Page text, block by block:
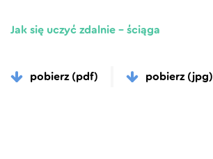
Jak się uczyć zdalnie – ściąga
pobierz (pdf) pobierz (jpg)